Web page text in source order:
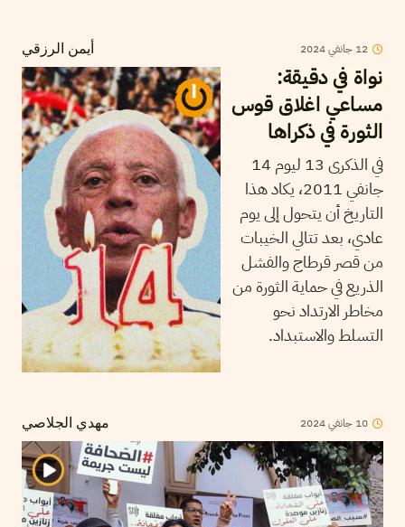
أيمن الرزقي 12 جانفي2024
نواة في دقيقة:
مساعي اغلاق قوس
الثورة في ذكراها
في الذكرى 13 ليوم 14
جانفي 2011، يكاد هذا
التاريخ أن يتحول إلى يوم
عادي، بعد تتالي الخيبات
من قصر قرطاج والفشل
الذريع في حماية الثورة من
مخاطر الارتداد نحو
التسلط والاستبداد.
مهدي الجلاصي 10 جانفي2024